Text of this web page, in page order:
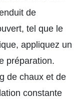
de
tel que le
appliquez un
préparation.
de chaux et de
constante